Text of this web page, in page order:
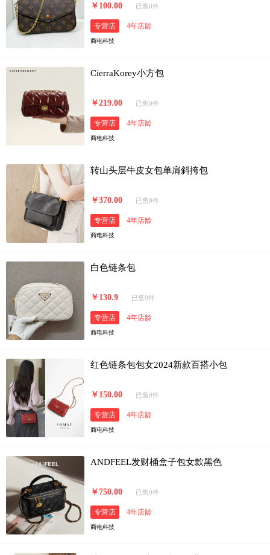
￥100.00 已售0件
专营店 4年店龄
商电科技
CierraKorey小方包
￥219.00 已售0件
专营店 4年店龄
商电科技
转山头层牛皮女包单肩斜挎包
￥370.00 已售0件
专营店 4年店龄
商电科技
白色链条包
￥130.9 已售0件
专营店 4年店龄
商电科技
红色链条包包女2024新款百搭小包
￥150.00 已售0件
专营店 4年店龄
商电科技
ANDFEEL发财桶盒子包女款黑色
￥750.00 已售0件
专营店 4年店龄
商电科技